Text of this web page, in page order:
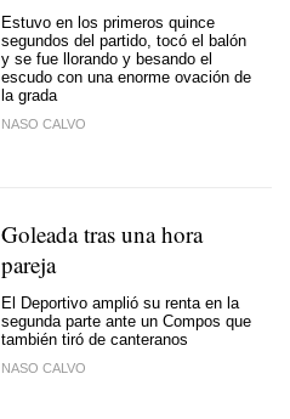
Estuvo en los primeros quince
segundos del partido, tocó el balón
y se fue llorando y besando el
escudo con una enorme ovación de
la grada
NASO CALVO
Goleada tras una hora
pareja
El Deportivo amplió su renta en la
segunda parte ante un Compos que
también tiró de canteranos
NASO CALVO